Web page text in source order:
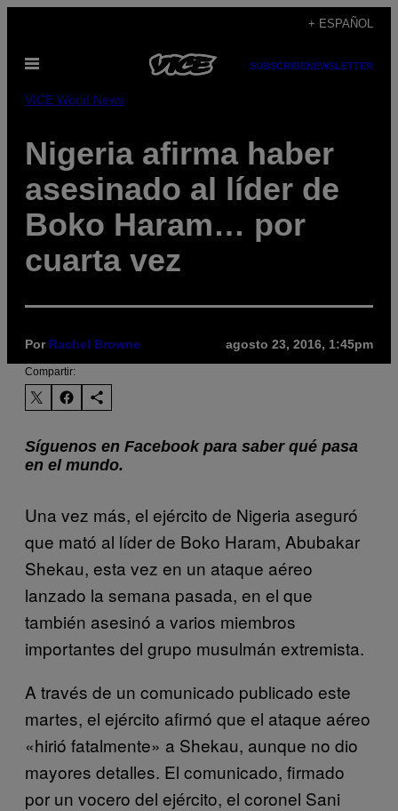
contenido
+ ESPAÑOL
Abrir
SUBSCRIBENEWSLETTER
VICE World News
Nigeria afirma haber
asesinado al líder de
Boko Haram… por
cuarta vez
Por Rachel Browne agosto 23, 2016, 1:45pm
Compartir:
Síguenos en Facebook para saber qué pasa
en el mundo.
Una vez más, el ejército de Nigeria aseguró
que mató al líder de Boko Haram, Abubakar
Shekau, esta vez en un ataque aéreo
lanzado la semana pasada, en el que
también asesinó a varios miembros
importantes del grupo musulmán extremista.
A través de un comunicado publicado este
martes, el ejército afirmó que el ataque aéreo
«hirió fatalmente» a Shekau, aunque no dio
mayores detalles. El comunicado, firmado
por un vocero del ejército, el coronel Sani